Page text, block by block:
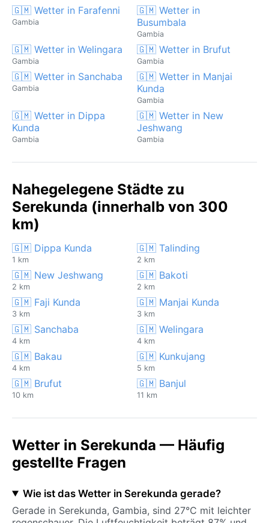
🇬🇲 Wetter in Farafenni
Gambia
🇬🇲 Wetter in
Busumbala
Gambia
🇬🇲 Wetter in Welingara
Gambia
🇬🇲 Wetter in Brufut
Gambia
🇬🇲 Wetter in Sanchaba
Gambia
🇬🇲 Wetter in Manjai
Kunda
Gambia
🇬🇲 Wetter in Dippa
Kunda
Gambia
🇬🇲 Wetter in New
Jeshwang
Gambia
Nahegelegene Städte zu
Serekunda (innerhalb von 300
km)
🇬🇲 Dippa Kunda
1 km
🇬🇲 Talinding
2 km
🇬🇲 New Jeshwang
2 km
🇬🇲 Bakoti
2 km
🇬🇲 Faji Kunda
3 km
🇬🇲 Manjai Kunda
3 km
🇬🇲 Sanchaba
4 km
🇬🇲 Welingara
4 km
🇬🇲 Bakau
4 km
🇬🇲 Kunkujang
5 km
🇬🇲 Brufut
10 km
🇬🇲 Banjul
11 km
Wetter in Serekunda — Häufig
gestellte Fragen
Wie ist das Wetter in Serekunda gerade?
Gerade in Serekunda, Gambia, sind 27°C mit leichter